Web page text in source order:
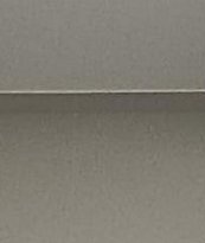
ул. Сабан, д.2г в
юридического адреса
линии - Высокий